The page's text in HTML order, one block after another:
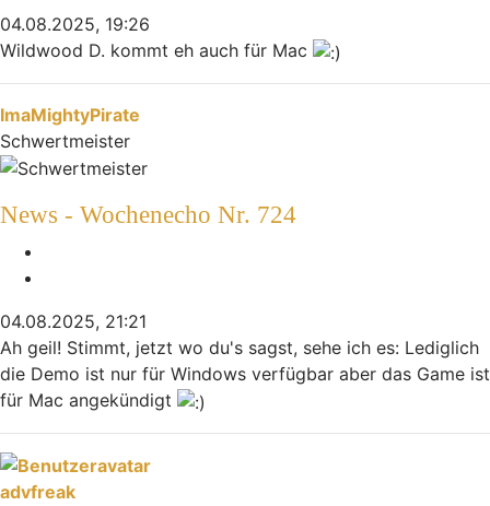
04.08.2025, 19:26
Wildwood D. kommt eh auch für Mac
ImaMightyPirate
Schwertmeister
News - Wochenecho Nr. 724
04.08.2025, 21:21
Ah geil! Stimmt, jetzt wo du's sagst, sehe ich es: Lediglich
die Demo ist nur für Windows verfügbar aber das Game ist
für Mac angekündigt
advfreak